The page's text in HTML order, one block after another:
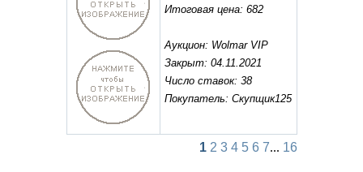
Итоговая цена: 682
Аукцион: Wolmar VIP
Закрыт: 04.11.2021
Число ставок: 38
Покупатель: Скупщик125
1 2 3 4 5 6 7... 16